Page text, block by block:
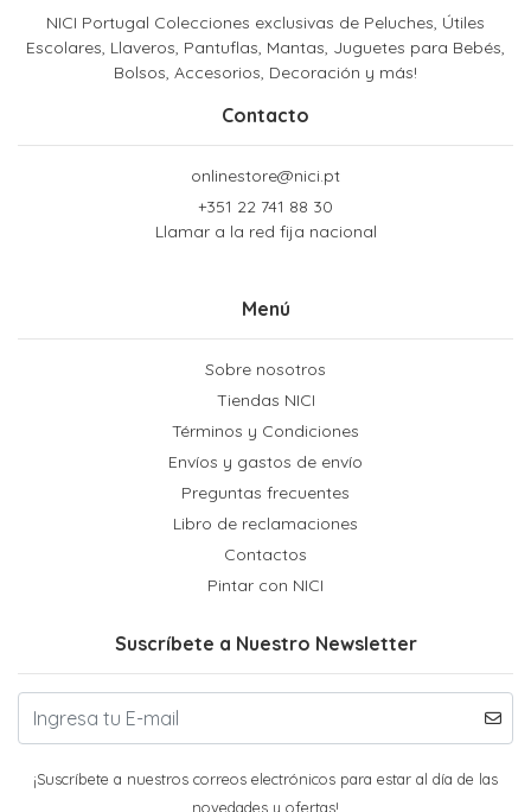
NICI Portugal Colecciones exclusivas de Peluches, Útiles
Escolares, Llaveros, Pantuflas, Mantas, Juguetes para Bebés,
Bolsos, Accesorios, Decoración y más!
Contacto
onlinestore@nici.pt
+351 22 741 88 30
Llamar a la red fija nacional
Menú
Sobre nosotros
Tiendas NICI
Términos y Condiciones
Envíos y gastos de envío
Preguntas frecuentes
Libro de reclamaciones
Contactos
Pintar con NICI
Suscríbete a Nuestro Newsletter
¡Suscríbete a nuestros correos electrónicos para estar al día de las
novedades y ofertas!